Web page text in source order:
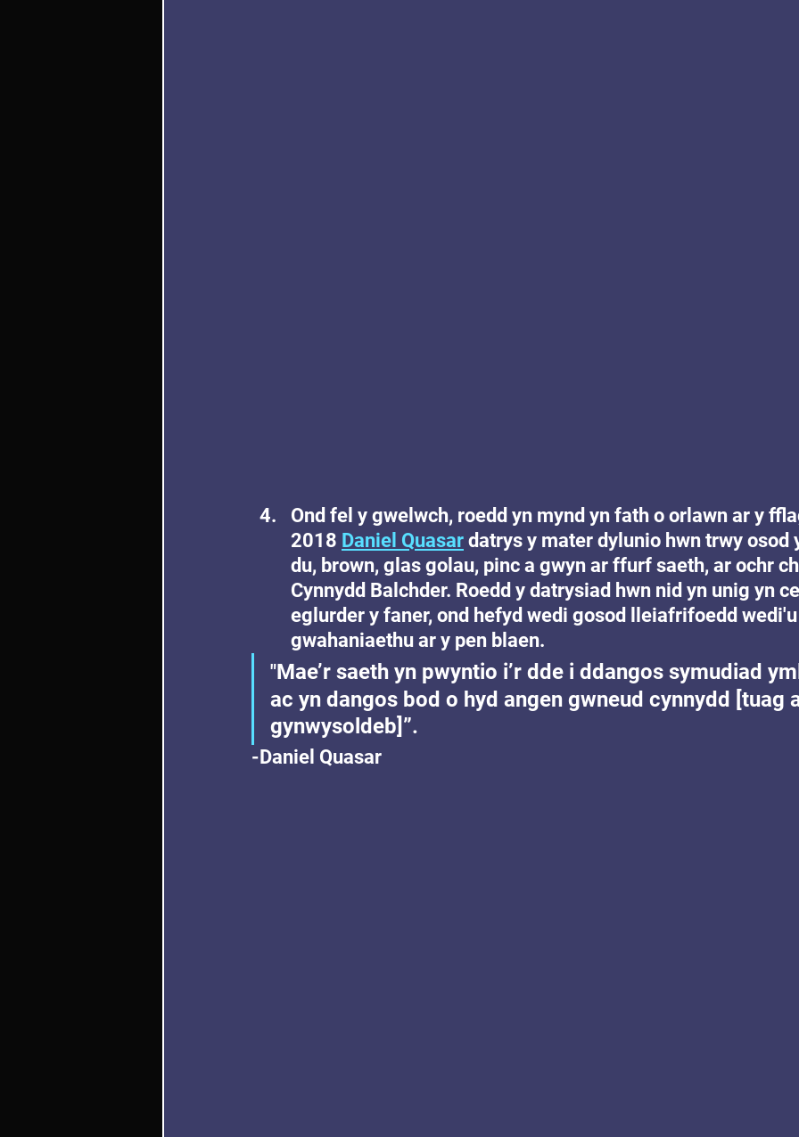
Ond fel y gwelwch, roedd yn mynd yn fath o orlawn ar y
2018 Daniel Quasar datrys y mater dylunio hwn trwy osod
du, brown, glas golau, pinc a gwyn ar ffurf saeth, ar ochr
Cynnydd Balchder. Roedd y datrysiad hwn nid yn unig yn
eglurder y faner, ond hefyd wedi gosod lleiafrifoedd wedi'u
gwahaniaethu ar y pen blaen.
"Mae’r saeth yn pwyntio i’r dde i ddangos symudiad
ac yn dangos bod o hyd angen gwneud cynnydd [tuag
gynwysoldeb]”.
-Daniel Quasar